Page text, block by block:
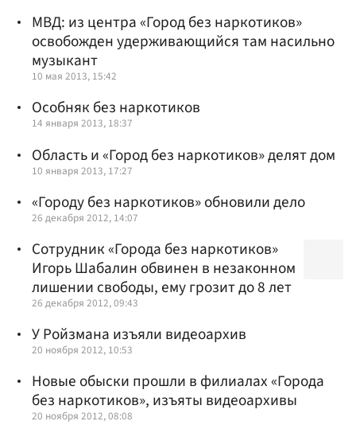
МВД: из центра «Город без наркотиков»
освобожден удерживающийся там насильно
музыкант
10 мая 2013, 15:42
Особняк без наркотиков
14 января 2013, 18:37
Область и «Город без наркотиков» делят дом
10 января 2013, 17:27
«Городу без наркотиков» обновили дело
26 декабря 2012, 14:07
Сотрудник «Города без наркотиков»
Игорь Шабалин обвинен в незаконном
лишении свободы, ему грозит до 8 лет
26 декабря 2012, 09:43
У Ройзмана изъяли видеоархив
20 ноября 2012, 10:53
Новые обыски прошли в филиалах «Города
без наркотиков», изъяты видеоархивы
20 ноября 2012, 08:08